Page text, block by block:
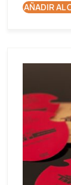
AÑADIR AL